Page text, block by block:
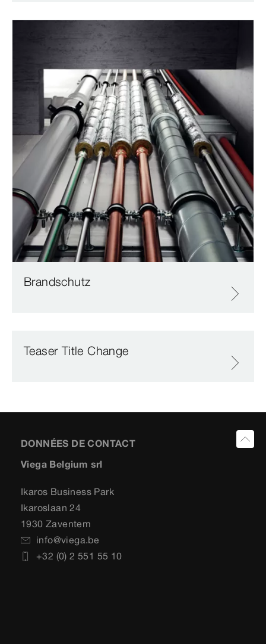
Brandschutz
Teaser Title Change
DONNÉES DE CONTACT
Viega Belgium srl
Ikaros Business Park
Ikaroslaan 24
1930 Zaventem
info@viega.be
+32 (0) 2 551 55 10